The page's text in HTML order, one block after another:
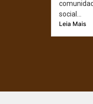
social...
Leia Mais